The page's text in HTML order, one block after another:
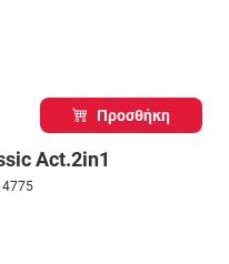
Προσθήκη
Act.2in1